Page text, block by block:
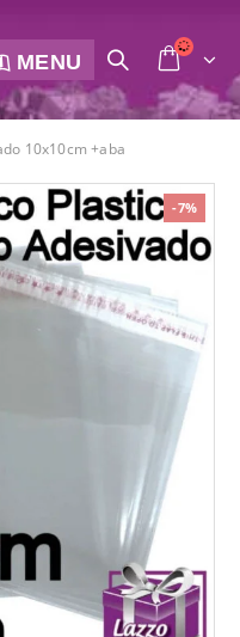
MENU
10x10cm +aba
-7%